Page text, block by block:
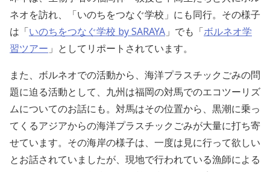
ネオを訪れ、「いのちをつなぐ学校」にも同行。その様子
は「いのちをつなぐ学校 by SARAYA 」でも「ボルネオ学
習ツアー 」としてリポートされています。
また、ボルネオでの活動から、海洋プラスチックごみの問
題に迫る活動として、九州は福岡の対馬でのエコツーリズ
ムについてのお話にも。対馬はその位置から、黒潮に乗っ
てくるアジアからの海洋プラスチックごみが大量に打ち寄
せています。その海岸の様子は、一度は見に行って欲しい
とお話されていましたが、現地で行われている漁師による